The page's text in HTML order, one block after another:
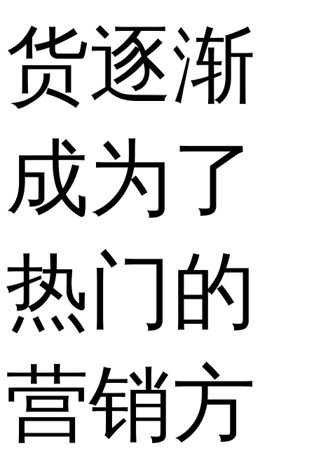
货逐渐
成为了
热门的
营销方